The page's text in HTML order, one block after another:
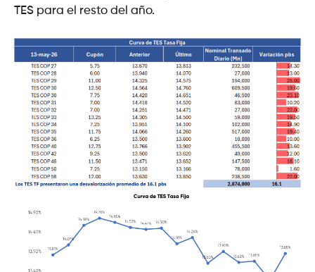
TES para el resto del año.